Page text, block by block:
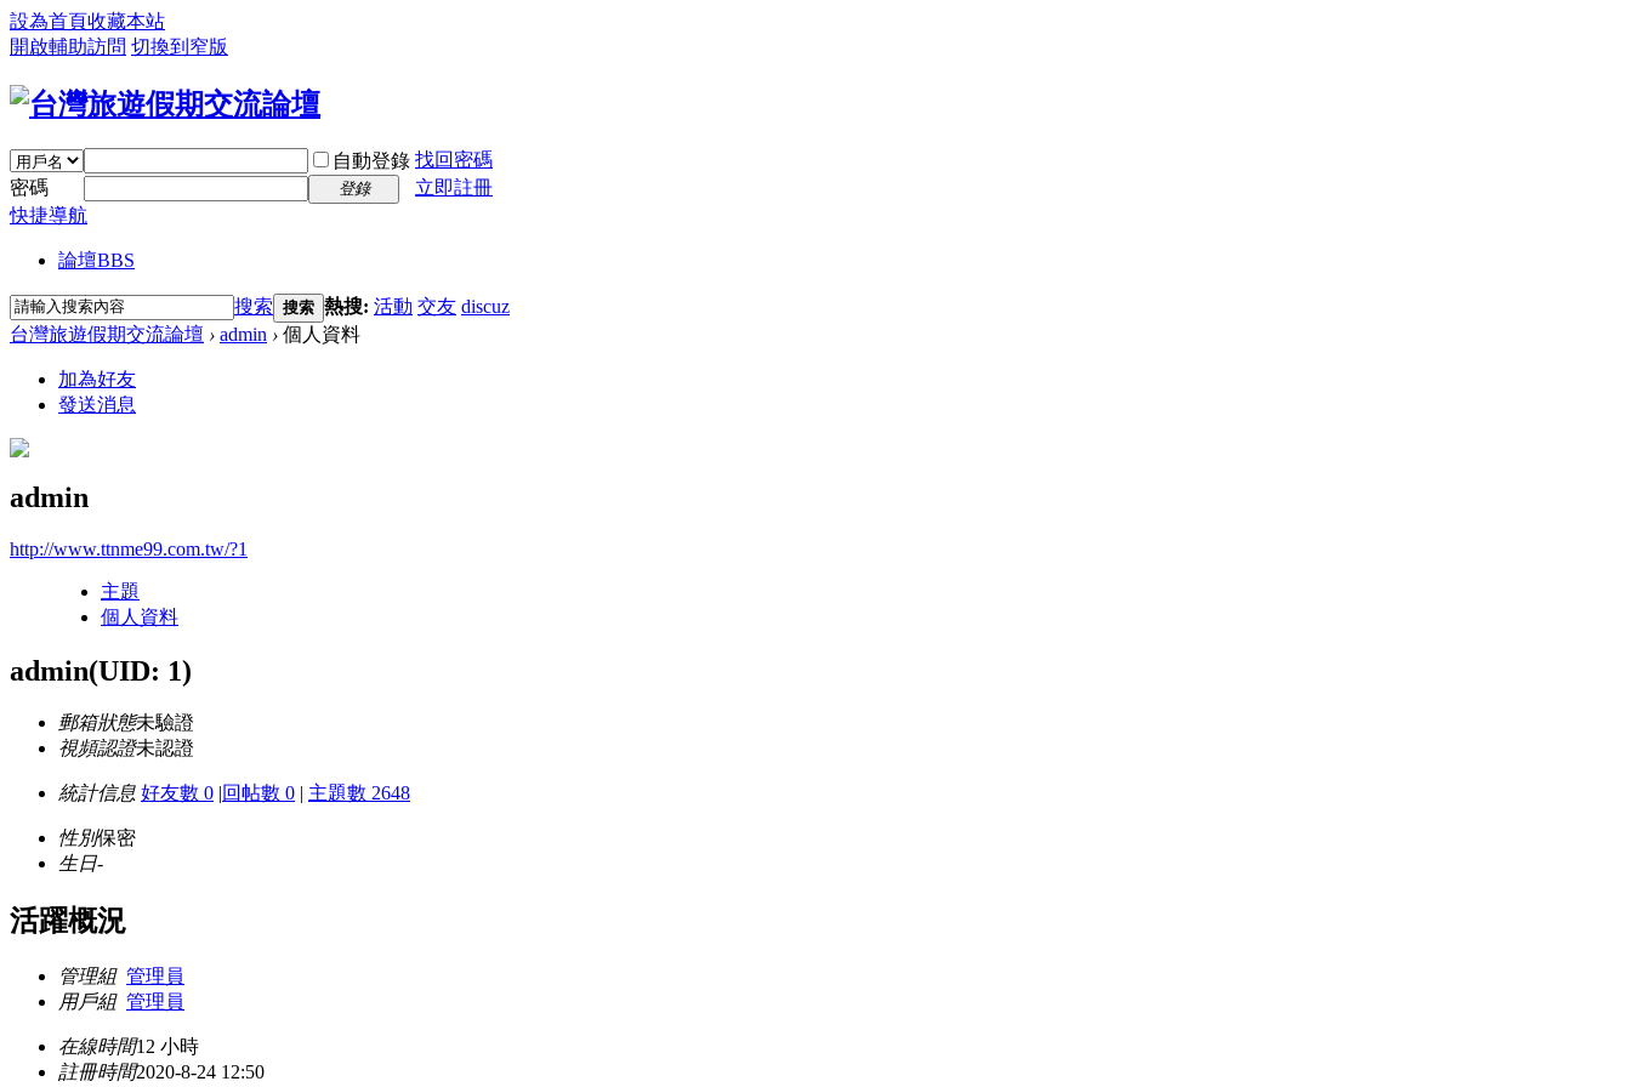
設為首頁收藏本站
開啟輔助訪問 切換到窄版
自動登錄 找回密碼
密碼
登錄
立即註冊
快捷導航
論壇BBS
搜索 搜索 熱搜: 活動 交友 discuz
台灣旅遊假期交流論壇 › admin › 個人資料
加為好友
發送消息
admin
http://www.ttnme99.com.tw/?1
主題
個人資料
admin(UID: 1)
郵箱狀態未驗證
視頻認證未認證
統計信息 好友數 0 |回帖數 0 | 主題數 2648
性別保密
生日-
活躍概況
管理組 管理員
用戶組 管理員
在線時間12 小時
註冊時間2020-8-24 12:50